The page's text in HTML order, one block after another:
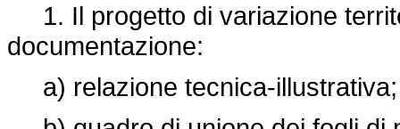
1. Il progetto di variazione
documentazione:
a) relazione tecnica-illustrativa;